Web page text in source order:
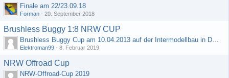
Finale am 22/23.09.18
Forman - 20. September 2018
Brushless Buggy 1:8 NRW CUP
Brushless Buggy Cup am 10.04.2013 auf der Intermodellbau in Dortmund
Elektroman99 - 8. Februar 2019
NRW Offroad Cup
NRW-Offroad-Cup 2019